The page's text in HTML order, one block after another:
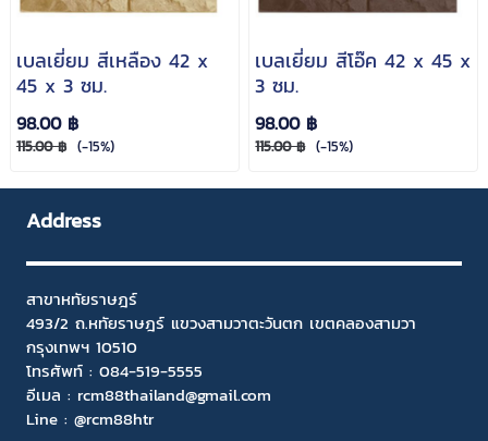
เบลเยี่ยม สีเหลือง 42 x
45 x 3 ซม.
98.00 ฿
115.00 ฿ (-15%)
เบลเยี่ยม สีโอ๊ค 42 x 45 x
3 ซม.
98.00 ฿
115.00 ฿ (-15%)
Address
สาขาหทัยราษฎร์
493/2 ถ.หทัยราษฎร์ แขวงสามวาตะวันตก เขตคลองสามวา
กรุงเทพฯ 10510
โทรศัพท์ : 084-519-5555
อีเมล : rcm88thailand@gmail.com
Line : @rcm88htr